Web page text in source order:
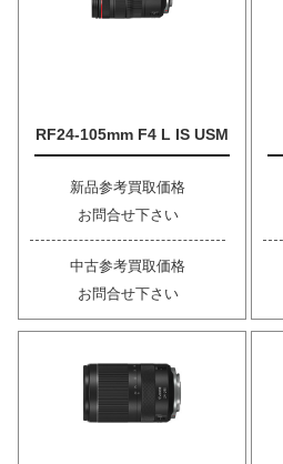
RF24-105mm F4 L IS USM
新品参考買取価格
お問合せ下さい
中古参考買取価格
お問合せ下さい